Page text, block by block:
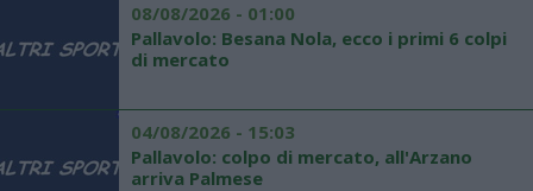
08/08/2026 - 01:00
Pallavolo: Besana Nola, ecco i primi 6 colpi
di mercato
04/08/2026 - 15:03
Pallavolo: colpo di mercato, all'Arzano
arriva Palmese